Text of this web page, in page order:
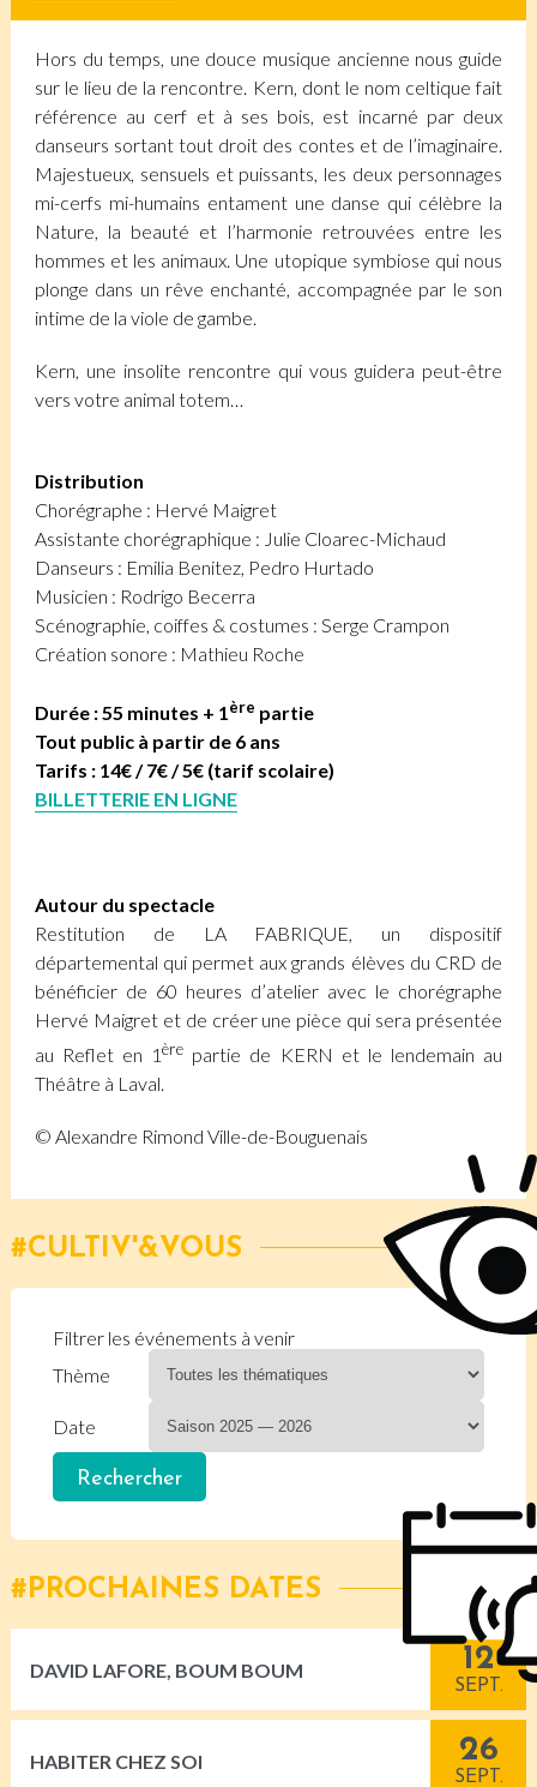
Hors du temps, une douce musique ancienne nous guide
sur le lieu de la rencontre. Kern, dont le nom celtique fait
référence au cerf et à ses bois, est incarné par deux
danseurs sortant tout droit des contes et de l’imaginaire.
Majestueux, sensuels et puissants, les deux personnages
mi-cerfs mi-humains entament une danse qui célèbre la
Nature, la beauté et l’harmonie retrouvées entre les
hommes et les animaux. Une utopique symbiose qui nous
plonge dans un rêve enchanté, accompagnée par le son
intime de la viole de gambe.
Kern, une insolite rencontre qui vous guidera peut-être
vers votre animal totem…
Distribution
Chorégraphe : Hervé Maigret
Assistante chorégraphique : Julie Cloarec-Michaud
Danseurs : Emilia Benitez, Pedro Hurtado
Musicien : Rodrigo Becerra
Scénographie, coiffes & costumes : Serge Crampon
Création sonore : Mathieu Roche
Durée : 55 minutes + 1ère partie
Tout public à partir de 6 ans
Tarifs : 14€ / 7€ / 5€ (tarif scolaire)
BILLETTERIE EN LIGNE
Autour du spectacle
Restitution de LA FABRIQUE, un dispositif
départemental qui permet aux grands élèves du CRD de
bénéficier de 60 heures d’atelier avec le chorégraphe
Hervé Maigret et de créer une pièce qui sera présentée
au Reflet en 1ère partie de KERN et le lendemain au
Théâtre à Laval.
© Alexandre Rimond Ville-de-Bouguenais
CULTIV'&VOUS
Filtrer les événements à venir
Thème
Date
PROCHAINES DATES
DAVID LAFORE, BOUM BOUM 12
SEPT.
HABITER CHEZ SOI 26
SEPT.